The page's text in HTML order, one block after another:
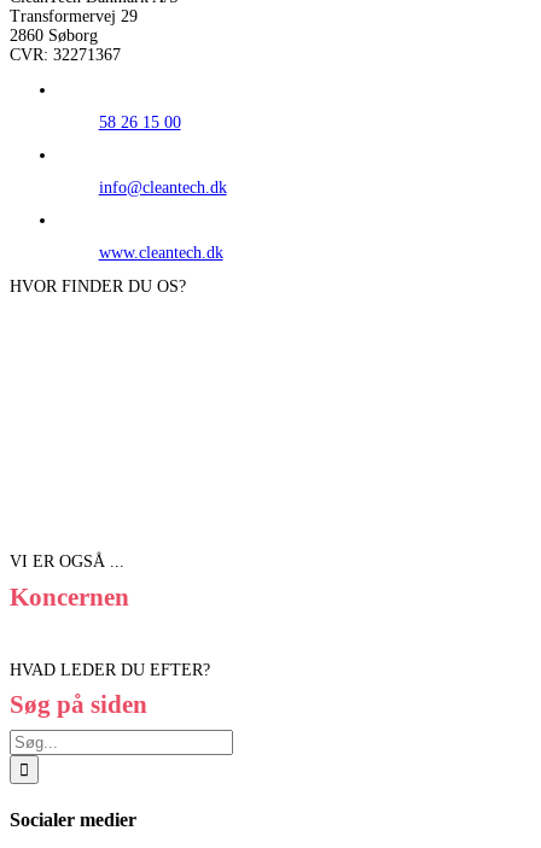
Transformervej 29
2860 Søborg
CVR: 32271367
58 26 15 00
info@cleantech.dk
www.cleantech.dk
HVOR FINDER DU OS?
VI ER OGSÅ ...
Koncernen
HVAD LEDER DU EFTER?
Søg på siden
Søg
efter:
Socialer medier